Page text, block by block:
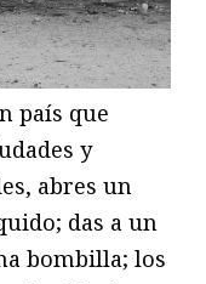
país que
y
abres un
das a un
bombilla; los